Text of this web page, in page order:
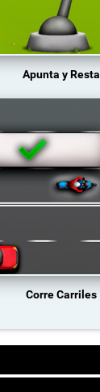
Apunta y Resta
Corre Carriles